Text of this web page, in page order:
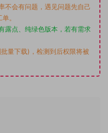
会有问题，遇见问题先自己
。
露点、纯绿色版本，若有需求
量下载)，检测到后权限将被